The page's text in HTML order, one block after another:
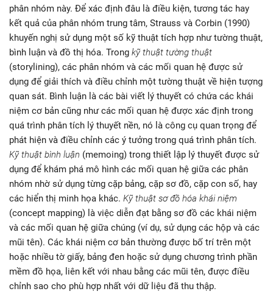
phân nhóm này. Để xác định đâu là điều kiện, tương tác hay
kết quả của phân nhóm trung tâm, Strauss và Corbin (1990)
khuyến nghị sử dụng một số kỹ thuật tích hợp như tường thuật,
bình luận và đồ thị hóa. Trong kỹ thuật tường thuật
(storylining), các phân nhóm và các mối quan hệ được sử
dụng để giải thích và điều chỉnh một tường thuật về hiện tượng
quan sát. Bình luận là các bài viết lý thuyết có chứa các khái
niệm cơ bản cũng như các mối quan hệ được xác định trong
quá trình phân tích lý thuyết nền, nó là công cụ quan trọng để
phát hiện và điều chỉnh các ý tưởng trong quá trình phân tích.
Kỹ thuật bình luận (memoing) trong thiết lập lý thuyết được sử
dụng để khám phá mô hình các mối quan hệ giữa các phân
nhóm nhờ sử dụng từng cặp bảng, cặp sơ đồ, cặp con số, hay
các hiển thị minh họa khác. Kỹ thuật sơ đồ hóa khái niệm
(concept mapping) là việc diễn đạt bằng sơ đồ các khái niệm
và các mối quan hệ giữa chúng (ví dụ, sử dụng các hộp và các
mũi tên). Các khái niệm cơ bản thường được bố trí trên một
hoặc nhiều tờ giấy, bảng đen hoặc sử dụng chương trình phần
mềm đồ họa, liên kết với nhau bằng các mũi tên, được điều
chỉnh sao cho phù hợp nhất với dữ liệu đã thu thập.